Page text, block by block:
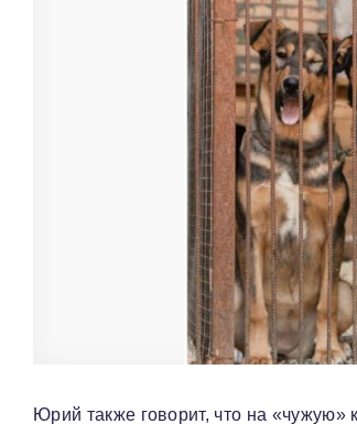
Юрий также говорит, что на